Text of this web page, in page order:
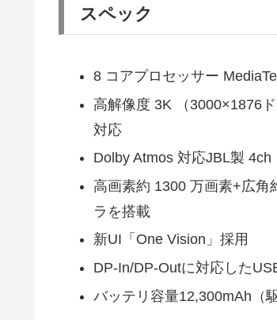
スペック
8 コアプロセッサー
高解像度 3K （3000×1876
対応
Dolby Atmos 対応JBL製 4ch
高画素約 1300 万画素+広角
ラを搭載
新UI「One Vision」採用
DP-In/DP-Outに対応した
バッテリ容量12,300mAh（